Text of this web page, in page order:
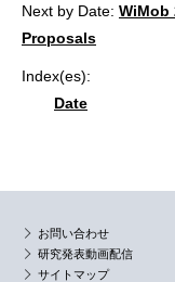
Next by Date: WiMob
Proposals
Index(es):
Date
お問い合わせ
研究発表動画配信
サイトマップ